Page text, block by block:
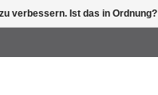
verbessern. Ist das in Ordnung?